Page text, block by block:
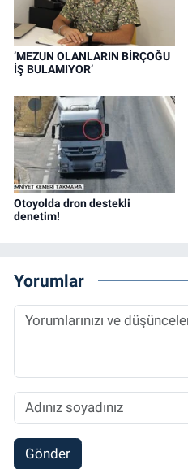
‘MEZUN OLANLARIN BİRÇOĞU
İŞ BULAMIYOR’
Otoyolda dron destekli
denetim!
Yorumlar
Gönder